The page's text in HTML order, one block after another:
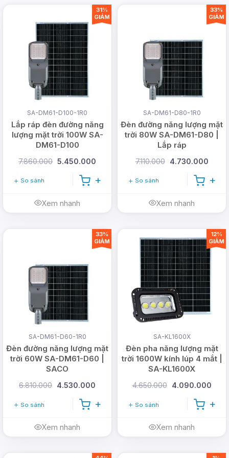
Sản phẩm sử dụng các chất liệu cao cấp, từ
không chỉ tăng độ bền mà còn đảm bảo hiệu
suất hoạt động ổn định trong thời gian dài.
Với công suất 1000W, đèn LT-B1000 cung
cấp ánh sáng mạnh mẽ và đều đặn. Đây là
lựa chọn lý tưởng cho các khu vực cần chiếu
sáng rộng như sân vườn, bãi đỗ xe hay khu
công nghiệp.
SA-DM61-D100-1R0
Lắp ráp đèn đường năng
lượng mặt trời 100W SA-
DM61-D100
7.860.000 5.450.000
So sánh
Xem nhanh
31%
GIẢM
SA-DM61-D80-1R0
Đèn đường năng lượng mặt
trời 80W SA-DM61-D80 |
Lắp ráp
7.110.000 4.730.000
So sánh
Xem nhanh
33%
GIẢM
SA-DM61-D60-1R0
Đèn đường năng lượng mặt
trời 60W SA-DM61-D60 |
SACO
6.810.000 4.530.000
So sánh
Xem nhanh
33%
GIẢM
SA-KL1600X
Đèn pha năng lượng mặt
trời 1600W kính lúp 4 mắt |
SA-KL1600X
4.650.000 4.090.000
So sánh
Xem nhanh
12%
GIẢM